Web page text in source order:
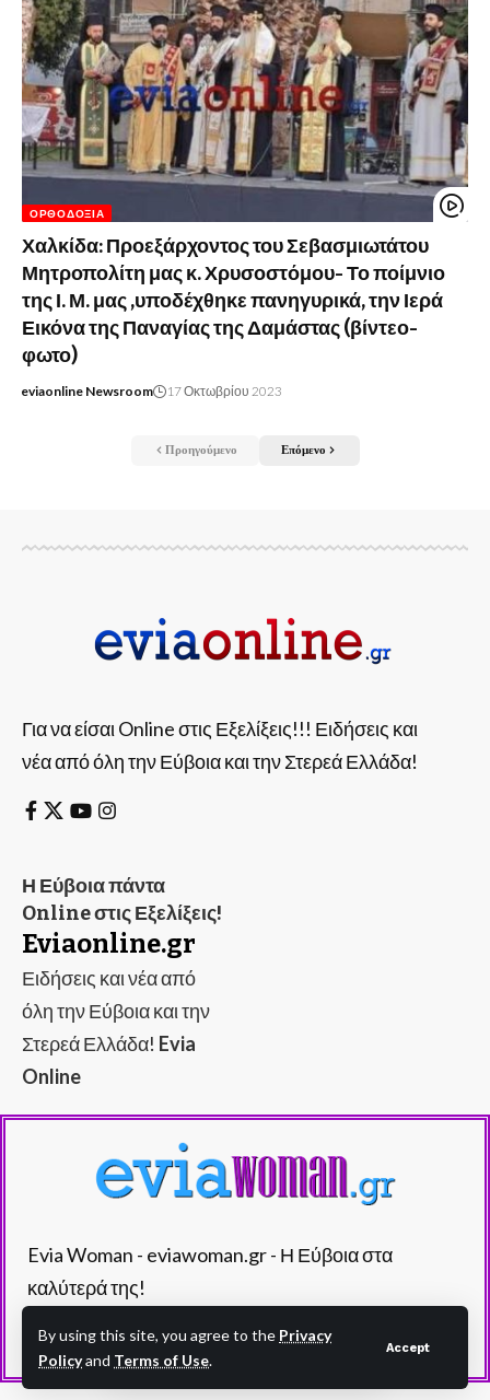
By using this site, you agree to the Privacy
Policyand Terms of Use.
Accept
ΟΡΘΟΔΟΞΊΑ
Χαλκίδα: Προεξάρχοντος του Σεβασμιωτάτου
Μητροπολίτη μας κ. Χρυσοστόμου- Το ποίμνιο
της Ι. Μ. μας ,υποδέχθηκε πανηγυρικά, την Ιερά
Εικόνα της Παναγίας της Δαμάστας (βίντεο-
φωτο)
eviaonline Newsroom 17 Οκτωβρίου 2023
Προηγούμενο Επόμενο
Για να είσαι Online στις Εξελίξεις!!! Ειδήσεις και
νέα από όλη την Εύβοια και την Στερεά Ελλάδα!
Η Εύβοια πάντα
Online στις Εξελίξεις!
Eviaonline.gr
Ειδήσεις και νέα από
όλη την Εύβοια και την
Στερεά Ελλάδα! Evia
Online
Evia Woman - eviawoman.gr - Η Εύβοια στα
καλύτερά της!